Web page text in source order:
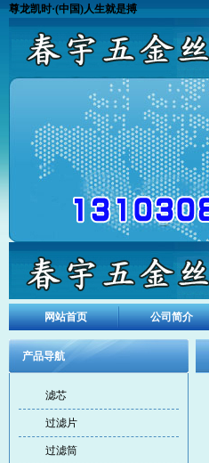
尊龙凯时·(中国)人生就是搏
网站首页 公司简介
产品导航
滤芯
过滤片
过滤筒